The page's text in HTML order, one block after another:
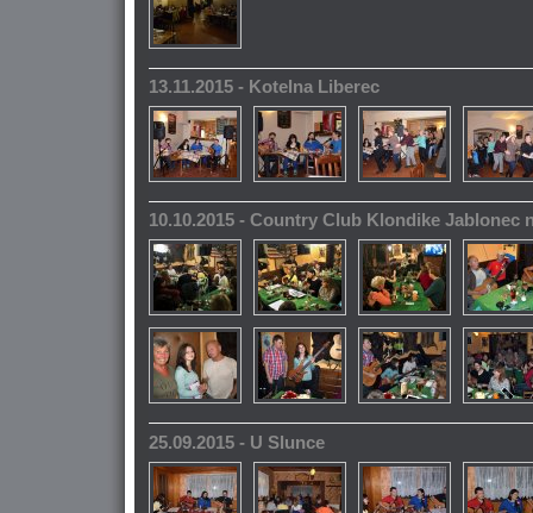
13.11.2015 - Kotelna Liberec
10.10.2015 - Country Club Klondike Jablonec
25.09.2015 - U Slunce